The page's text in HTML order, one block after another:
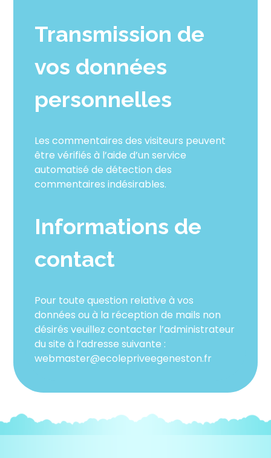
Transmission de
vos données
personnelles
Les commentaires des visiteurs peuvent
être vérifiés à l’aide d’un service
automatisé de détection des
commentaires indésirables.
Informations de
contact
Pour toute question relative à vos
données ou à la réception de mails non
désirés veuillez contacter l’administrateur
du site à l’adresse suivante :
webmaster@ecolepriveegeneston.fr